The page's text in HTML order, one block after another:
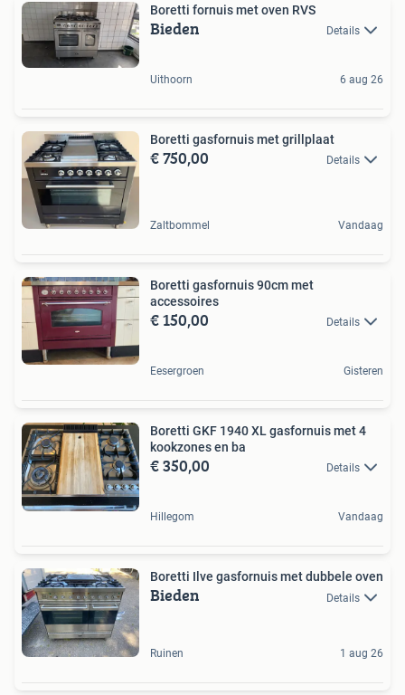
Boretti fornuis met oven RVS
Bieden Details
Uithoorn 6 aug 26
Boretti gasfornuis met grillplaat
€ 750,00 Details
Zaltbommel Vandaag
Boretti gasfornuis 90cm met
accessoires
€ 150,00 Details
Eesergroen Gisteren
Boretti GKF 1940 XL gasfornuis met 4
kookzones en ba
€ 350,00 Details
Hillegom Vandaag
Boretti Ilve gasfornuis met dubbele oven
Bieden Details
Ruinen 1 aug 26